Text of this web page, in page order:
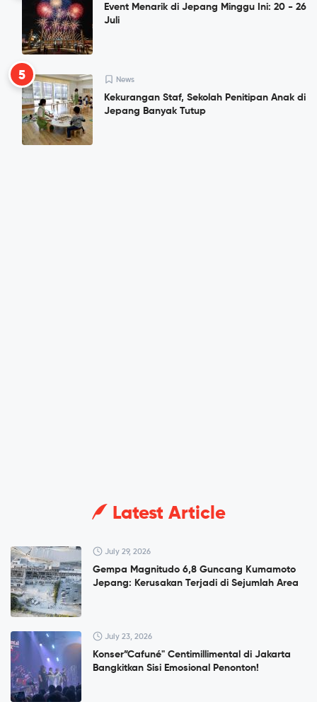
Event Menarik di Jepang Minggu Ini: 20 - 26
Juli
5 News
Kekurangan Staf, Sekolah Penitipan Anak di
Jepang Banyak Tutup
Latest Article
July 29, 2026
Gempa Magnitudo 6,8 Guncang Kumamoto
Jepang: Kerusakan Terjadi di Sejumlah Area
July 23, 2026
Konser”Cafuné" Centimillimental di Jakarta
Bangkitkan Sisi Emosional Penonton!